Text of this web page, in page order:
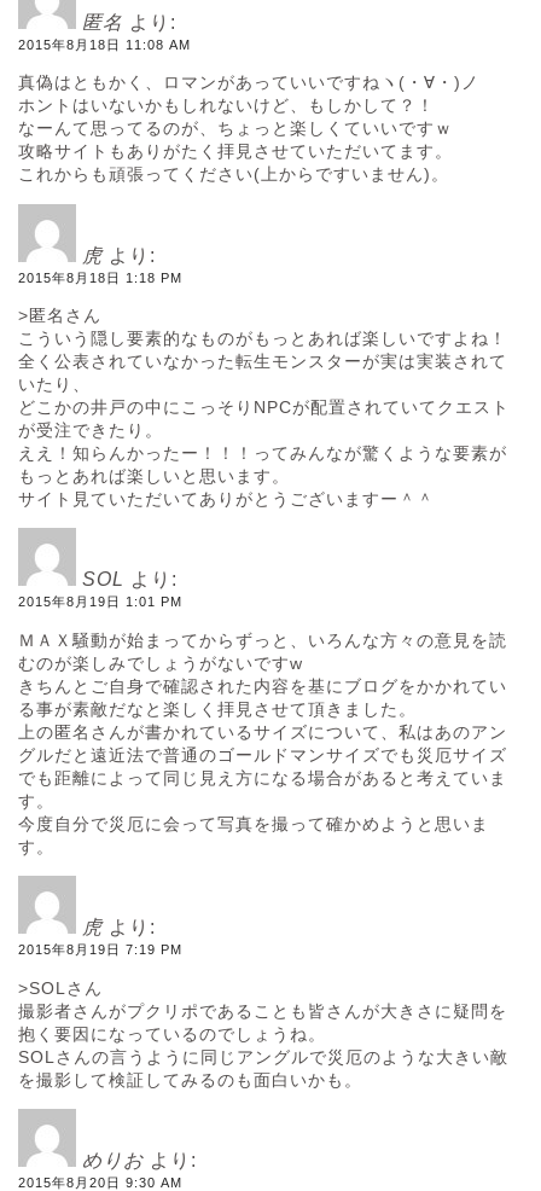
匿名 より:
2015年8月18日 11:08 AM
真偽はともかく、ロマンがあっていいですねヽ(・∀・)ノ
ホントはいないかもしれないけど、もしかして？！
なーんて思ってるのが、ちょっと楽しくていいですｗ
攻略サイトもありがたく拝見させていただいてます。
これからも頑張ってください(上からですいません)。
虎 より:
2015年8月18日 1:18 PM
>匿名さん
こういう隠し要素的なものがもっとあれば楽しいですよね！
全く公表されていなかった転生モンスターが実は実装されて
いたり、
どこかの井戸の中にこっそりNPCが配置されていてクエスト
が受注できたり。
ええ！知らんかったー！！！ってみんなが驚くような要素が
もっとあれば楽しいと思います。
サイト見ていただいてありがとうございますー＾＾
SOL より:
2015年8月19日 1:01 PM
ＭＡＸ騒動が始まってからずっと、いろんな方々の意見を読
むのが楽しみでしょうがないですw
きちんとご自身で確認された内容を基にブログをかかれてい
る事が素敵だなと楽しく拝見させて頂きました。
上の匿名さんが書かれているサイズについて、私はあのアン
グルだと遠近法で普通のゴールドマンサイズでも災厄サイズ
でも距離によって同じ見え方になる場合があると考えていま
す。
今度自分で災厄に会って写真を撮って確かめようと思いま
す。
虎 より:
2015年8月19日 7:19 PM
>SOLさん
撮影者さんがプクリポであることも皆さんが大きさに疑問を
抱く要因になっているのでしょうね。
SOLさんの言うように同じアングルで災厄のような大きい敵
を撮影して検証してみるのも面白いかも。
めりお より:
2015年8月20日 9:30 AM